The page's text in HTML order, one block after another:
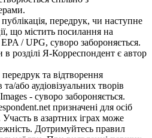
передрук, чи наступне
що містить посилання на
/ UPG, суворо забороняється.
в розділі Я-Корреспондент є автор
та відтворення
або аудіовізуальних творів
- суворо забороняється.
призначені для осіб
в азартних іграх може
Дотримуйтесь правил